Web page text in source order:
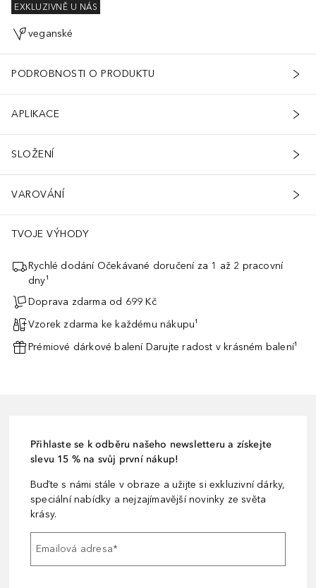
EXKLUZIVNĚ U NÁS
veganské
PODROBNOSTI O PRODUKTU
APLIKACE
SLOŽENÍ
VAROVÁNÍ
TVOJE VÝHODY
Rychlé dodání Očekávané doručení za 1 až 2 pracovní
dny¹
Doprava zdarma od 699 Kč
Vzorek zdarma ke každému nákupu¹
Prémiové dárkové balení Darujte radost v krásném balení¹
Přihlaste se k odběru našeho newsletteru a získejte
slevu 15 % na svůj první nákup!
Buďte s námi stále v obraze a užijte si exkluzivní dárky,
speciální nabídky a nejzajímavější novinky ze světa
krásy.
Emailová adresa*